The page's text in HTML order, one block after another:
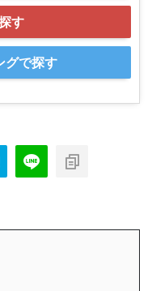
す
グで探す